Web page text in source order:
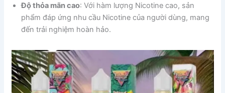
Độ thỏa mãn cao: Với hàm lượng Nicotine cao, sản
phẩm đáp ứng nhu cầu Nicotine của người dùng, mang
đến trải nghiệm hoàn hảo.